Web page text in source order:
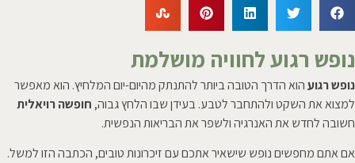
נופש רגוע לחוויה מושלמת
נופש רגועהוא הדרך הטובה ביותר להתנתק מהיום-יום המלחיץ. הוא מאפשר
למצוא את השקט ולהתחבר לטבע. בעידן שבו הלחץ גבוה, חופשה רויאלית
חשובה לחדש את האנרגיה ולשפר את הבריאות הנפשית.
אם אתם מחפשים נופש שישאיר אתכם עם זיכרונות טובים, הכתבה הזו למשל.